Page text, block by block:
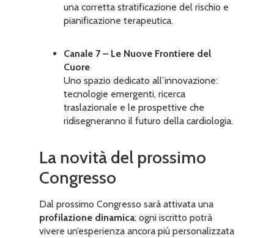
una corretta stratificazione del rischio e
pianificazione terapeutica.
Canale 7 – Le Nuove Frontiere del
Cuore
Uno spazio dedicato all’innovazione:
tecnologie emergenti, ricerca
traslazionale e le prospettive che
ridisegneranno il futuro della cardiologia.
La novità del prossimo
Congresso
Dal prossimo Congresso sarà attivata una
profilazione dinamica: ogni iscritto potrà
vivere un’esperienza ancora più personalizzata